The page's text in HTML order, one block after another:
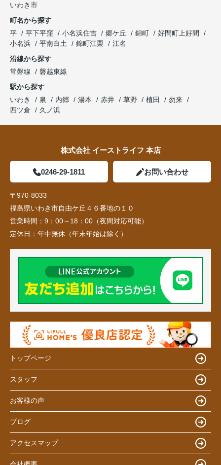
いわき市
町名から探す
平
平下平窪 小名浜住吉 郷ケ丘 錦町
好間町上好間
小名浜
平南白土 錦町江栗
江名
沿線から探す
常磐線
磐越東線
駅から探す
いわき
泉 内郷 湯本 赤井 草野 植田
勿来
四ツ倉
久ノ浜
株式会社 イーストライフ 本店
0246-29-1811 お問い合わせ
〒970-8033
福島県いわき市自由ケ丘４６番地の１０
営業時間： 9：00～18：00（夜間対応可能）
定休日： 年中無休（年末年始は除く）
トップページ
スタッフ
お客様の声
ブログ
アクセスマップ